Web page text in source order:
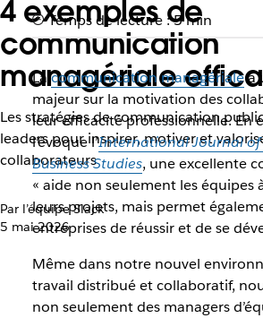
4 exemples de
communication
managériale
Les stratégies de communication
leaders pour inspirer, motiver et
collaborateurs
Par l’équipe Slack
5 mai 2026
Temps de lecture : 5 min
Lacommunication managérialea
majeur sur la motivation des
leur efficacité professionnelle. En
l’évoque l’International Journal of
Business Studies, une excellente
« aide non seulement les équipes
leurs projets, mais permet
entreprises de réussir et de se
Même dans notre nouvel
travail distribué et collaboratif,
non seulement des managers